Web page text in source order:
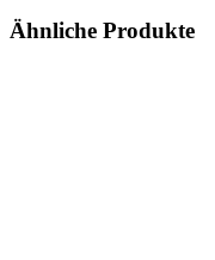
Ähnliche Produkte